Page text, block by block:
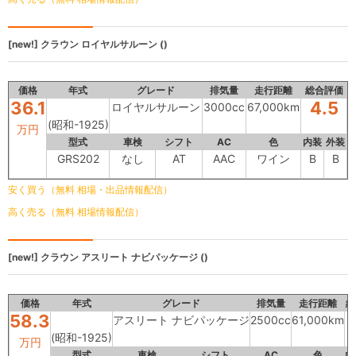
[new!] クラウン ロイヤルサルーン ()
価格 年式 グレード 排気量 走行距離 総合評価
36.1
万円 (昭和-1925)
ロイヤルサルーン 3000cc 67,000km 4.5
型式 車検 シフト AC 色 内装 外装
GRS202 なし AT AAC ワイン B B
安く買う（無料 相場・出品情報配信）
高く売る（無料 相場情報配信）
[new!] クラウン アスリート ナビパッケージ ()
価格 年式 グレード 排気量 走行距離
58.3
万円 (昭和-1925)
アスリート ナビパッケージ2500cc61,000km